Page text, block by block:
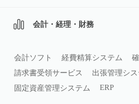
会計・経理・財務
会計ソフト 経費精算システム
請求書受領サービス
出張管理シス
固定資産管理システム
ERP